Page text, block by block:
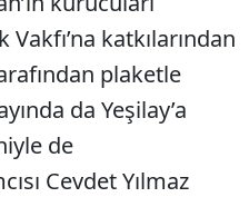
Vakfı’na katkılarından
plaketle
da Yeşilay’a
de
Cevdet Yılmaz